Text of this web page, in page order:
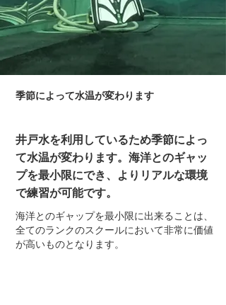
季節によって水温が変わります
井戸水を利用しているため季節によっ
て水温が変わります。海洋とのギャッ
プを最小限にでき、よりリアルな環境
で練習が可能です。
海洋とのギャップを最小限に出来ることは、
全てのランクのスクールにおいて非常に価値
が高いものとなります。